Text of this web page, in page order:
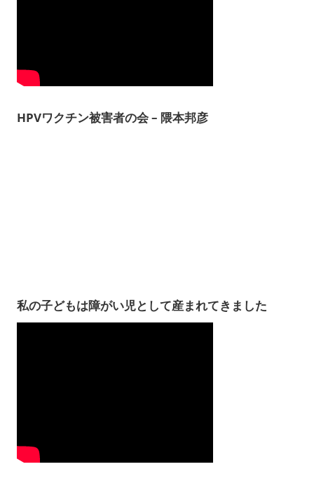
HPVワクチン被害者の会 – 隈本邦彦
私の子どもは障がい児として産まれてきました